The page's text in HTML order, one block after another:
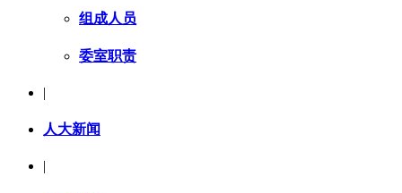
组成人员
委室职责
|
人大新闻
|